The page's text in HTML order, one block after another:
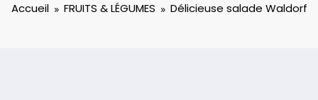
Accueil FRUITS & LÉGUMES Délicieuse salade Waldorf